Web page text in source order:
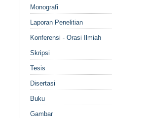
Monografi
Laporan Penelitian
Konferensi - Orasi Ilmiah
Skripsi
Tesis
Disertasi
Buku
Gambar